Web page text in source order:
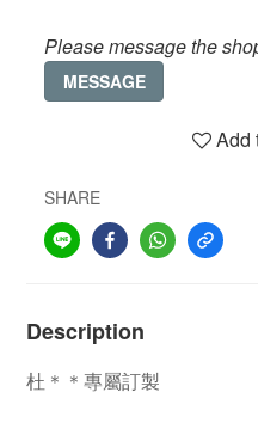
Please message the
MESSAGE
Add
SHARE
Description
杜＊＊專屬訂製